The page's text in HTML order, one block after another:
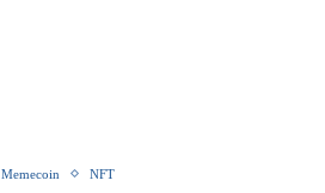
Memecoin NFT